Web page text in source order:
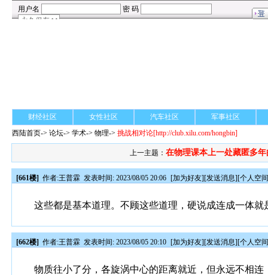
财经社区 女性社区 汽车社区
军事社区
西陆首页->论坛->学术-> 物理->挑战相对论[http://club.xilu.com/hongbin]
上一主题： 在物理课本上一处藏匿多年
[661楼] 作者:王普霖 发表时间: 2023/08/05 20:06 [加为好友][发送消息][个人空
这些都是基本道理。不顾这些道理，硬说成连成一体就
[662楼] 作者:王普霖 发表时间: 2023/08/05 20:10 [加为好友][发送消息][个人空
物质往小了分，各旋涡中心的距离就近，但永远不相连